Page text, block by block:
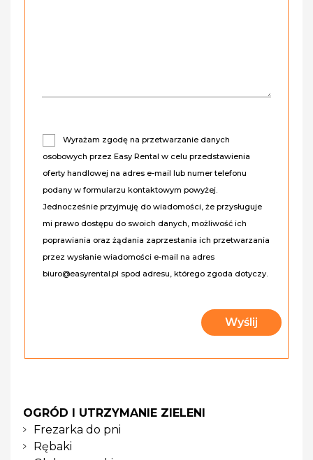
Wyrażam zgodę na przetwarzanie danych
osobowych przez Easy Rental w celu przedstawienia
oferty handlowej na adres e-mail lub numer telefonu
podany w formularzu kontaktowym powyżej.
Jednocześnie przyjmuję do wiadomości, że przysługuje
mi prawo dostępu do swoich danych, możliwość ich
poprawiania oraz żądania zaprzestania ich przetwarzania
przez wysłanie wiadomości e-mail na adres
biuro@easyrental.pl spod adresu, którego zgoda dotyczy.
OGRÓD I UTRZYMANIE ZIELENI
Frezarka do pni
Rębaki